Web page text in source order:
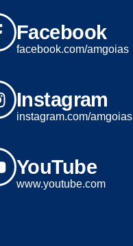
Facebook
facebook.com/amgoias
Instagram
instagram.com/amgoias
YouTube
www.youtube.com